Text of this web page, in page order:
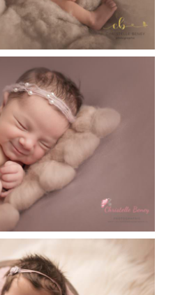
séance nouveau né
Castres et Revel